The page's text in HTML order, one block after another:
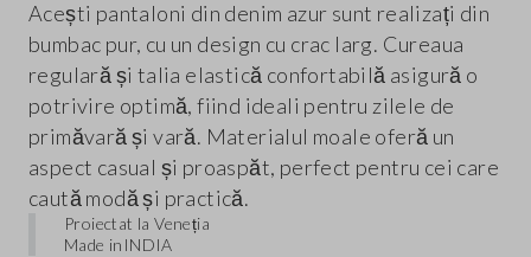
Acești pantaloni din denim azur sunt realizați din
bumbac pur, cu un design cu crac larg. Cureaua
regulară și talia elastică confortabilă asigură o
potrivire optimă, fiind ideali pentru zilele de
primăvară și vară. Materialul moale oferă un
aspect casual și proaspăt, perfect pentru cei care
caută modă și practică.
Proiectat la Veneția
Made in INDIA